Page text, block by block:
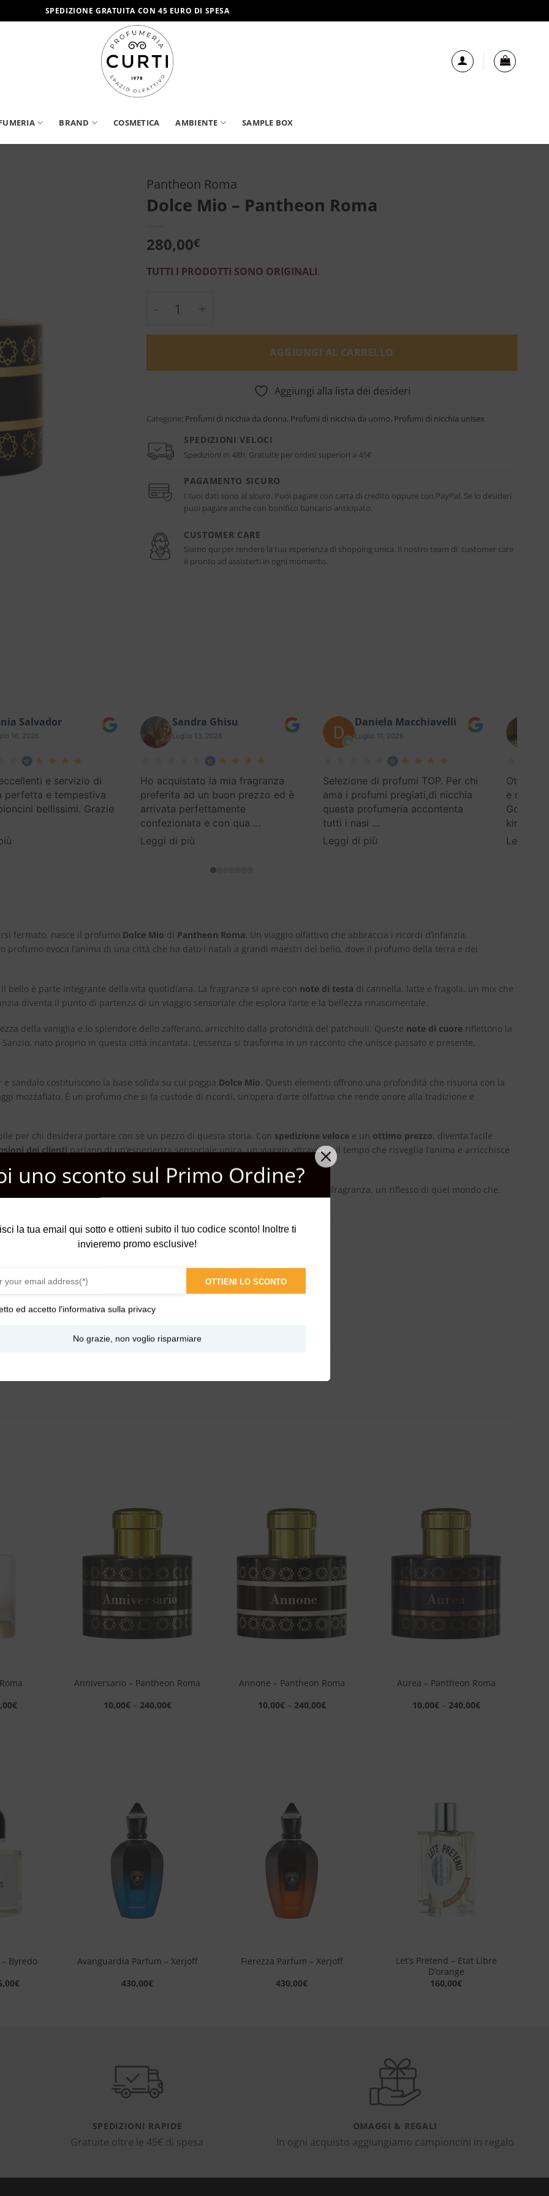
SPEDIZIONE GRATUITA CON 45 EURO DI SPESA
BRAND COSMETICA AMBIENTE SAMPLE BOX
Pantheon Roma
Dolce Mio – Pantheon Roma
280,00€
TUTTI I PRODOTTI SONO ORIGINALI.
Dolce Mio - Pantheon Roma quantità
AGGIUNGI AL CARRELLO
Aggiungi alla lista dei desideri
Categorie: Profumi di nicchia da donna, Profumi di nicchia da uomo, Profumi di nicchia unisex
SPEDIZIONI VELOCI
Spedizioni in 48h. Gratuite per ordini superiori a 45€
PAGAMENTO SICURO
I tuoi dati sono al sicuro. Puoi pagare con carta di credito oppure con PayPal. Se lo desideri
puoi pagare anche con bonifico bancario anticipato.
CUSTOMER CARE
Siamo qui per rendere la tua esperienza di shopping unica. Il nostro team di customer care
è pronto ad assisterti in ogni momento.
Salvador
16, 2026
e servizio di
perfetta e tempestiva
bellissimi. Grazie
Sandra Ghisu
Luglio 13, 2026
Ho acquistato la mia fragranza
preferita ad un buon prezzo ed è
arrivata perfettamente
confezionata e con qua …
Leggi di più
Daniela Macchiavelli
Luglio 11, 2026
Selezione di profumi TOP. Per chi
ama i profumi pregiati,di nicchia
questa profumeria accontenta
tutti i nasi …
Leggi di più
Ottimo
e
Google)
kind
Leggi di
fermato, nasce il profumo Dolce Mio di Pantheon Roma. Un viaggio olfattivo che abbraccia i ricordi d’infanzia,
profumo evoca l’anima di una città che ha dato i natali a grandi maestri del bello, dove il profumo della terra e dei
bello è parte integrante della vita quotidiana. La fragranza si apre con note di testa di cannella, latte e fragola, un mix che
diventa il punto di partenza di un viaggio sensoriale che esplora l’arte e la bellezza rinascimentale.
della vaniglia e lo splendore dello zafferano, arricchito dalla profondità del patchouli. Queste note di cuore riflettono la
nato proprio in questa città incantata. L’essenza si trasforma in un racconto che unisce passato e presente,
sandalo costituiscono la base solida su cui poggia Dolce Mio. Questi elementi offrono una profondità che risuona con la
mozzafiato. È un profumo che si fa custode di ricordi, un’opera d’arte olfattiva che rende onore alla tradizione e
per chi desidera portare con sé un pezzo di questa storia. Con spedizione veloce e un ottimo prezzo, diventa facile
dei clientiparlano di un’esperienza sensoriale unica, un viaggio attraverso il tempo che risveglia l’anima e arricchisce
un semplice giorno in un momento di pura magia. Lasciati avvolgere dalla sua fragranza, un riflesso di quel mondo che,
€
dei
desideri
Anniversario – Pantheon Roma
10,00€– 240,00€
dei
desideri
Annone – Pantheon Roma
10,00€– 240,00€
dei
desideri
Aurea – Pantheon Roma
10,00€– 240,00€
Byredo
€
Avanguardia Parfum – Xerjoff
430,00€
Fierezza Parfum – Xerjoff
430,00€
Let’s Pretend – Etat Libre
D’orange
160,00€
SPEDIZIONI RAPIDE
Gratuite oltre le 45€ di spesa
OMAGGI & REGALI
In ogni acquisto aggiungiamo campioncini in regalo
uno sconto sul Primo Ordine?
la tua email qui sotto e ottieni subito il tuo codice sconto! Inoltre ti
invieremo promo esclusive!
OTTIENI LO SCONTO
ed accetto l'informativa sulla privacy
No grazie, non voglio risparmiare